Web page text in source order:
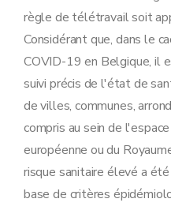
règle de télétravail soit
Considérant que, dans le
COVID-19 en Belgique, il
suivi précis de l'état de
de villes, communes,
compris au sein de
européenne ou du
risque sanitaire élevé a
base de critères